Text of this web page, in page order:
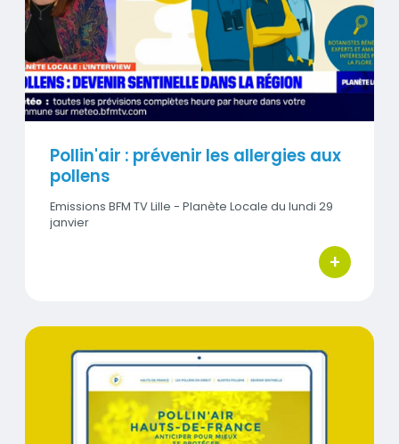
Visuel
Pollin'air : prévenir les allergies aux
pollens
Emissions BFM TV Lille - Planète Locale du lundi 29
janvier
+
bouton
Titre
Devenir Sentinelle Pollin'air